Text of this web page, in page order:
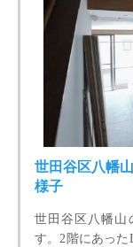
世田谷区八幡
様子
世田谷区八幡山
す。2階にあっ